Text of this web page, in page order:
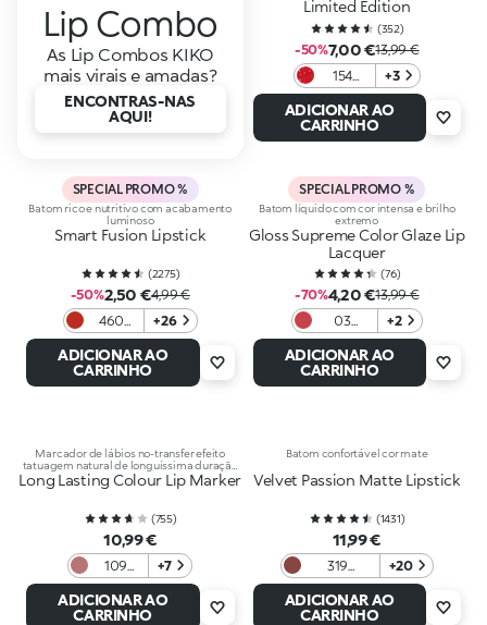
Lip Combo
As Lip Combos KIKO
mais virais e amadas?
ENCONTRAS-NAS
AQUI!
Limited Edition
(352)
-50%7,00 €13,99 €
154
Alluring
Game
+3
ADICIONAR AO
CARRINHO
SPECIAL PROMO %
Batom rico e nutritivo com acabamento
luminoso
Smart Fusion Lipstick
(2275)
-50%2,50 €4,99 €
460
Orange
Red
+26
ADICIONAR AO
CARRINHO
SPECIAL PROMO %
Batom líquido com cor intensa e brilho
extremo
Gloss Supreme Color Glaze Lip
Lacquer
(76)
-70%4,20 €13,99 €
03
Dazzling
Coral
+2
ADICIONAR AO
CARRINHO
Marcador de lábios no-transfer efeito
tatuagem natural de longuíssima duração
(10 horas)
Long Lasting Colour Lip Marker
(755)
10,99 €
109
Natural
Rose
+7
ADICIONAR AO
CARRINHO
Batom confortável cor mate
Velvet Passion Matte Lipstick
(1431)
11,99 €
319
Chocolate
+20
ADICIONAR AO
CARRINHO